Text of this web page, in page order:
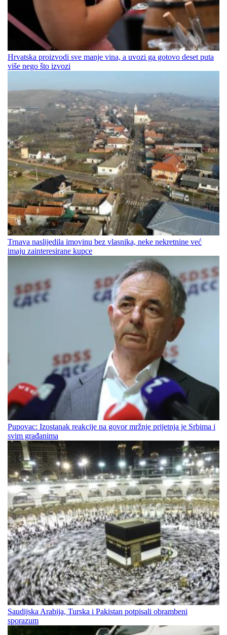
Hrvatska proizvodi sve manje vina, a uvozi ga gotovo deset puta
više nego što izvozi
Trnava naslijedila imovinu bez vlasnika, neke nekretnine već
imaju zainteresirane kupce
Pupovac: Izostanak reakcije na govor mržnje prijetnja je Srbima i
svim građanima
Saudijska Arabija, Turska i Pakistan potpisali obrambeni
sporazum